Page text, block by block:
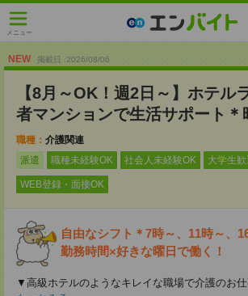
メニュー
NEW 掲載日 :2026/08/06
【8月～OK！週2日～】ホテル
者マンションで生活サポート＊
職種： 介護関連
派遣
職種未経験OK 社会人未経験OK 大学生歓
WEB登録・面接OK
自由なシフト＊7時～、11時～、
勤務時間×好きな曜日で働く！
▼高級ホテルのようなキレイな職場で介護のお